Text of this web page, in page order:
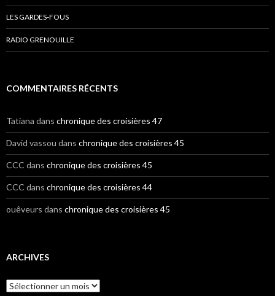
LES GARDES-FOUS
RADIO GRENOUILLE
COMMENTAIRES RÉCENTS
Tatiana dans chronique des croisières 47
David vassou dans chronique des croisières 45
CCC dans chronique des croisières 45
CCC dans chronique des croisières 44
ouêveurs dans chronique des croisières 45
ARCHIVES
A